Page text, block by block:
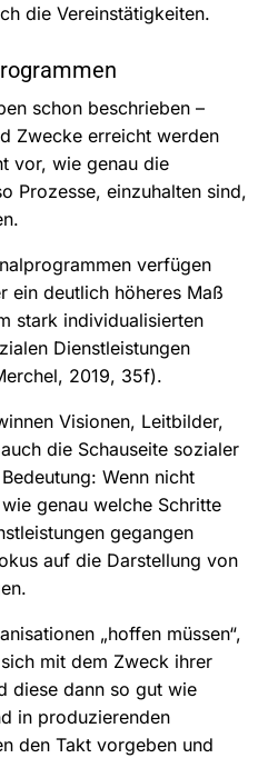
die Vereinstätigkeiten.
schon beschrieben –
Zwecke erreicht werden
vor, wie genau die
Prozesse, einzuhalten sind,
verfügen
deutlich höheres Maß
stark individualisierten
Dienstleistungen
2019, 35f).
Visionen, Leitbilder,
die Schauseite sozialer
Wenn nicht
genau welche Schritte
gegangen
auf die Darstellung von
„hoffen müssen“,
mit dem Zweck ihrer
diese dann so gut wie
in produzierenden
den Takt vorgeben und